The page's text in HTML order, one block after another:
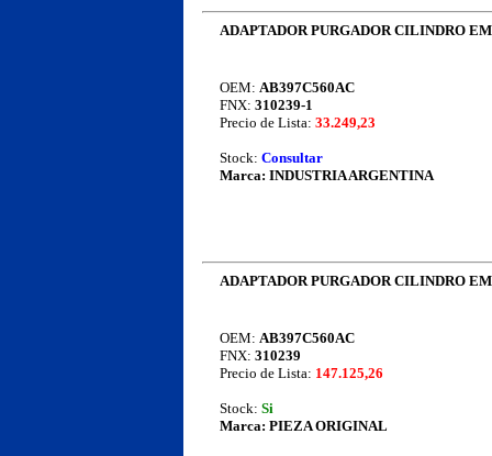
ADAPTADOR PURGADOR CILINDRO
OEM: AB397C560AC
FNX: 310239-1
Precio de Lista: 33.249,23
Stock: Consultar
Marca: INDUSTRIA ARGENTINA
ADAPTADOR PURGADOR CILINDRO
OEM: AB397C560AC
FNX: 310239
Precio de Lista: 147.125,26
Stock: Si
Marca: PIEZA ORIGINAL